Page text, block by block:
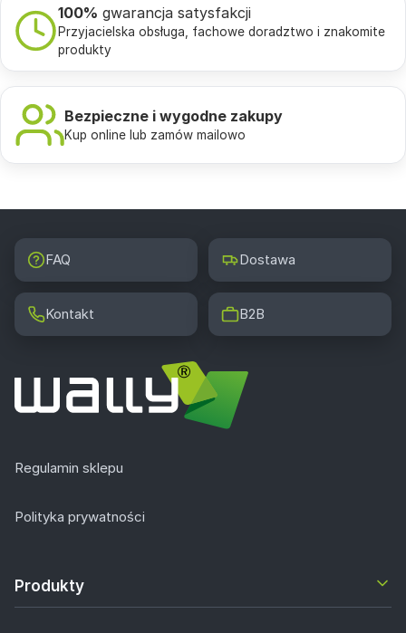
100% gwarancja satysfakcji
Przyjacielska obsługa, fachowe doradztwo i znakomite
produkty
Bezpieczne i wygodne zakupy
Kup online lub zamów mailowo
FAQ Dostawa
Kontakt B2B
Regulamin sklepu
Polityka prywatności
Produkty